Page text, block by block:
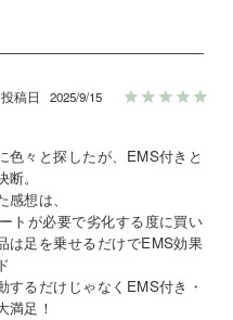
投稿日 2025/9/15
色々と探したが、EMS付きと
。
想は、
トが必要で劣化する度に買い
は足を乗せるだけでEMS効果
るだけじゃなくEMS付き・
満足！